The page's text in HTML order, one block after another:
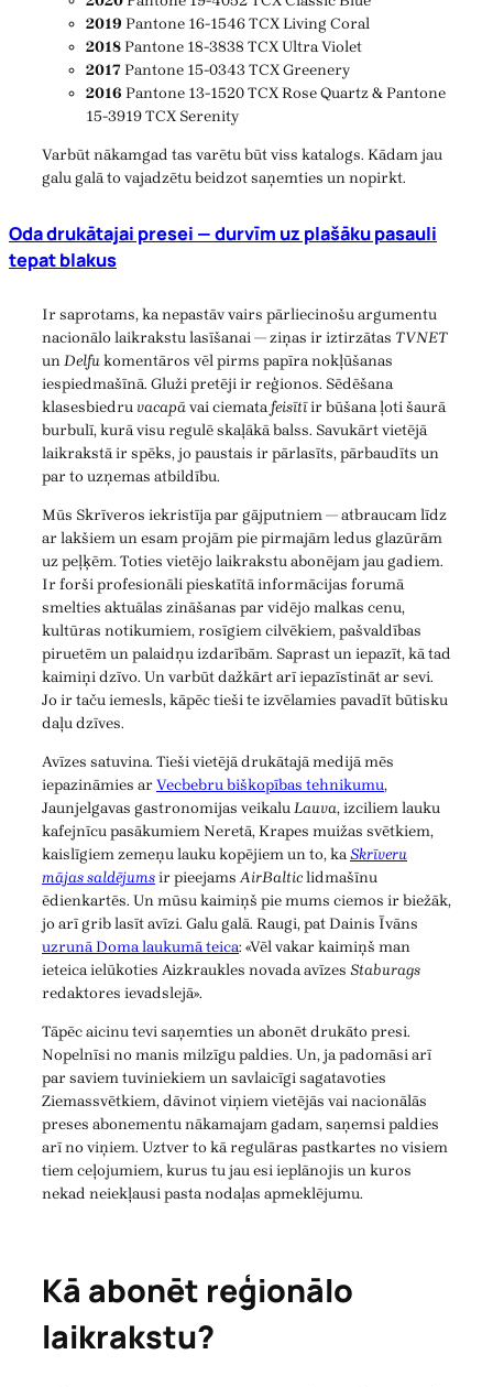
2019 Pantone 16-1546 TCX Living Coral
2018Pantone 18-3838 TCX Ultra Violet
2017Pantone 15-0343 TCX Greenery
2016 Pantone 13-1520 TCX Rose Quartz & Pantone
15-3919 TCX Serenity
Varbūt nākamgad tas varētu būt viss katalogs. Kādam jau
galu galā to vajadzētu beidzot saņemties un nopirkt.
Oda drukātajai presei — durvīm uz plašāku pasauli
tepat blakus
Ir saprotams, ka nepastāv vairs pārliecinošu argumentu
nacionālo laikrakstu lasīšanai — ziņas ir iztirzātas TVNET
unDelfukomentāros vēl pirms papīra nokļūšanas
iespiedmašīnā. Gluži pretēji ir reģionos. Sēdēšana
klasesbiedruvacapāvai ciematafeisītīir būšana ļoti šaurā
burbulī, kurā visu regulē skaļākā balss. Savukārt vietējā
laikrakstā ir spēks, jo paustais ir pārlasīts, pārbaudīts un
par to uzņemas atbildību.
Mūs Skrīveros iekristīja par gājputniem — atbraucam līdz
ar lakšiem un esam projām pie pirmajām ledus glazūrām
uz peļķēm. Toties vietējo laikrakstu abonējam jau gadiem.
Ir forši profesionāli pieskatītā informācijas forumā
smelties aktuālas zināšanas par vidējo malkas cenu,
kultūras notikumiem, rosīgiem cilvēkiem, pašvaldības
piruetēm un palaidņu izdarībām. Saprast un iepazīt, kā tad
kaimiņi dzīvo. Un varbūt dažkārt arī iepazīstināt ar sevi.
Jo ir taču iemesls, kāpēc tieši te izvēlamies pavadīt būtisku
daļu dzīves.
Avīzes satuvina. Tieši vietējā drukātajā medijā mēs
iepazināmies arVecbebru biškopības tehnikumu,
Jaunjelgavas gastronomijas veikaluLauva, izciliem lauku
kafejnīcu pasākumiem Neretā, Krapes muižas svētkiem,
kaislīgiem zemeņu lauku kopējiem un to, kaSkrīveru
mājas saldējumsir pieejamsAirBalticlidmašīnu
ēdienkartēs. Un mūsu kaimiņš pie mums ciemos ir biežāk,
jo arī grib lasīt avīzi. Galu galā. Raugi, pat Dainis Īvāns
uzrunā Doma laukumā teica: «Vēl vakar kaimiņš man
ieteica ielūkoties Aizkraukles novada avīzes Staburags
redaktores ievadslejā».
Tāpēc aicinu tevi saņemties un abonēt drukāto presi.
Nopelnīsi no manis milzīgu paldies. Un, ja padomāsi arī
par saviem tuviniekiem un savlaicīgi sagatavoties
Ziemassvētkiem, dāvinot viņiem vietējās vai nacionālās
preses abonementu nākamajam gadam, saņemsi paldies
arī no viņiem. Uztver to kā regulāras pastkartes no visiem
tiem ceļojumiem, kurus tu jau esi ieplānojis un kuros
nekad neiekļausi pasta nodaļas apmeklējumu.
Kā abonēt reģionālo
laikrakstu?